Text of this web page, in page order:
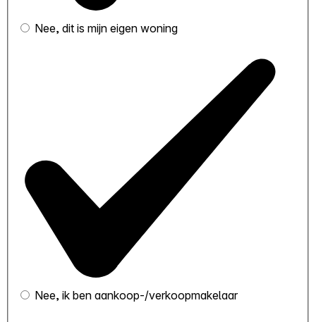
Nee, dit is mijn eigen woning
Nee, ik ben aankoop-/verkoopmakelaar